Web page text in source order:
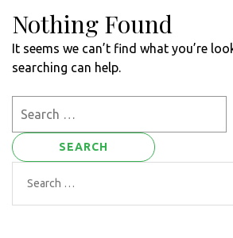
Nothing Found
It seems we can’t find what you’re
searching can help.
Search
for: